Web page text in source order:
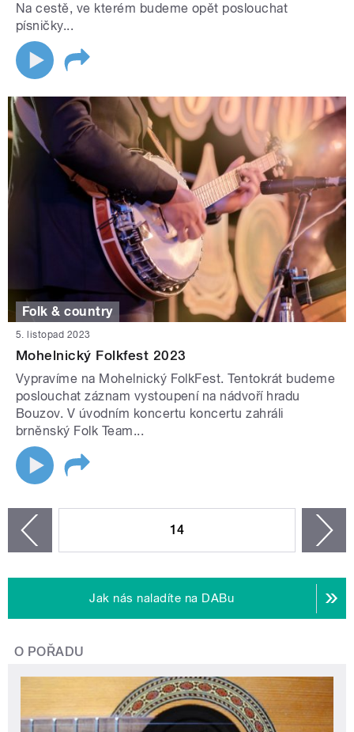
Na cestě, ve kterém budeme opět poslouchat
písničky...
Folk & country
5. listopad 2023
Mohelnický Folkfest 2023
Vypravíme na Mohelnický FolkFest. Tentokrát budeme
poslouchat záznam vystoupení na nádvoří hradu
Bouzov. V úvodním koncertu koncertu zahráli
brněnský Folk Team...
14
Jak nás naladíte na DABu
O POŘADU